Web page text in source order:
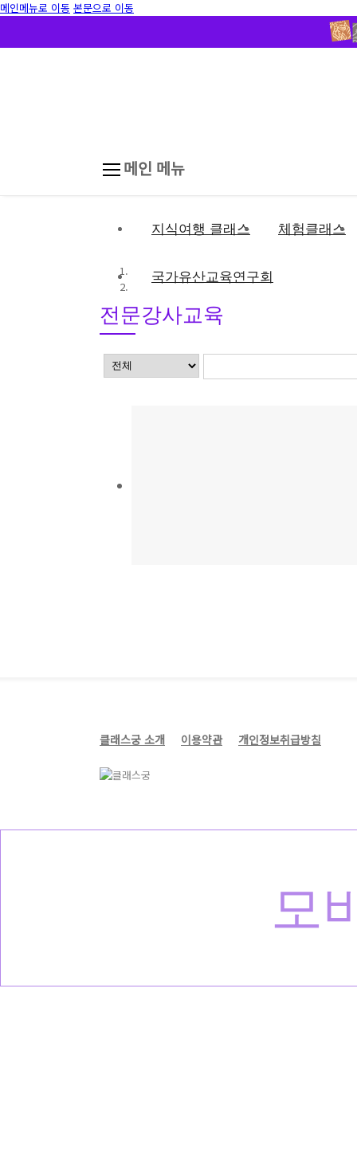
메인메뉴로 이동 본문으로 이동
전문강사교육
메인 메뉴
지식여행 클래스 체험클래스
국가유산교육연구회
클래스궁 소개 이용약관 개인정보취급방침
모